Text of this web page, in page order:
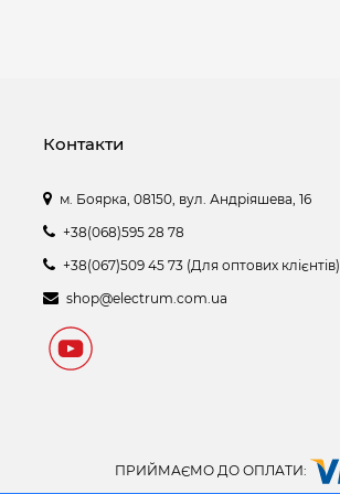
Контакти
м. Боярка, 08150, вул. Андріяшева, 16
+38(068)595 28 78
+38(067)509 45 73 (Для оптових клієнтів)
shop@electrum.com.ua
ПРИЙМАЄМО ДО ОПЛАТИ: